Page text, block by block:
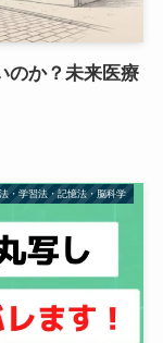
のか？未来医療
・学習法・記憶法・脳科学